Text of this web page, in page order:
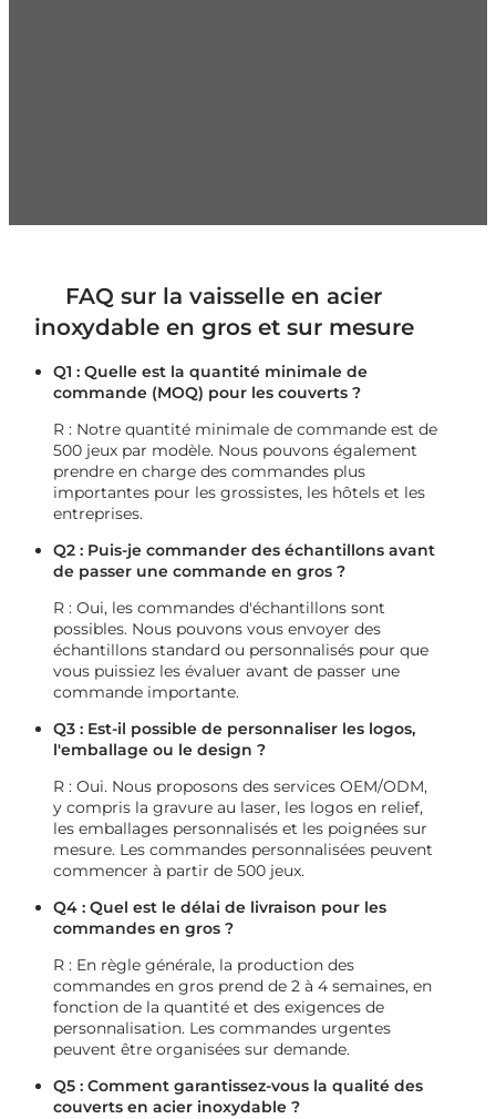
FAQ sur la vaisselle en acier
inoxydable en gros et sur mesure
Q1 : Quelle est la quantité minimale de
commande (MOQ) pour les couverts ?
R : Notre quantité minimale de commande est de
500 jeux par modèle. Nous pouvons également
prendre en charge des commandes plus
importantes pour les grossistes, les hôtels et les
entreprises.
Q2 : Puis-je commander des échantillons avant
de passer une commande en gros ?
R : Oui, les commandes d'échantillons sont
possibles. Nous pouvons vous envoyer des
échantillons standard ou personnalisés pour que
vous puissiez les évaluer avant de passer une
commande importante.
Q3 : Est-il possible de personnaliser les logos,
l'emballage ou le design ?
R : Oui. Nous proposons des services OEM/ODM,
y compris la gravure au laser, les logos en relief,
les emballages personnalisés et les poignées sur
mesure. Les commandes personnalisées peuvent
commencer à partir de 500 jeux.
Q4 : Quel est le délai de livraison pour les
commandes en gros ?
R : En règle générale, la production des
commandes en gros prend de 2 à 4 semaines, en
fonction de la quantité et des exigences de
personnalisation. Les commandes urgentes
peuvent être organisées sur demande.
Q5 : Comment garantissez-vous la qualité des
couverts en acier inoxydable ?